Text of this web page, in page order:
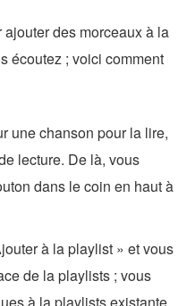
des morceaux à la
écoutez ; voici comment
une chanson pour la lire,
lecture. De là, vous
dans le coin en haut à
à la playlist » et vous
de la playlists ; vous
à la playlists existante.